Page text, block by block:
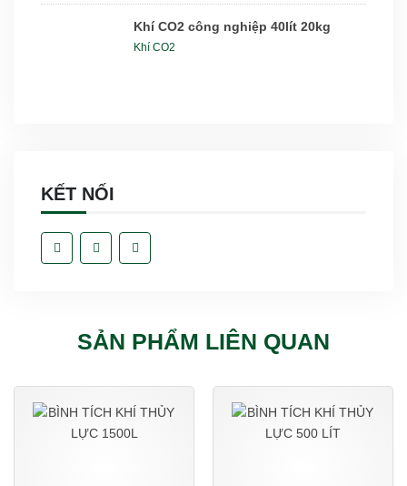
Khí CO2 công nghiệp 40lít 20kg
Khí CO2
KẾT NỐI
SẢN PHẨM LIÊN QUAN